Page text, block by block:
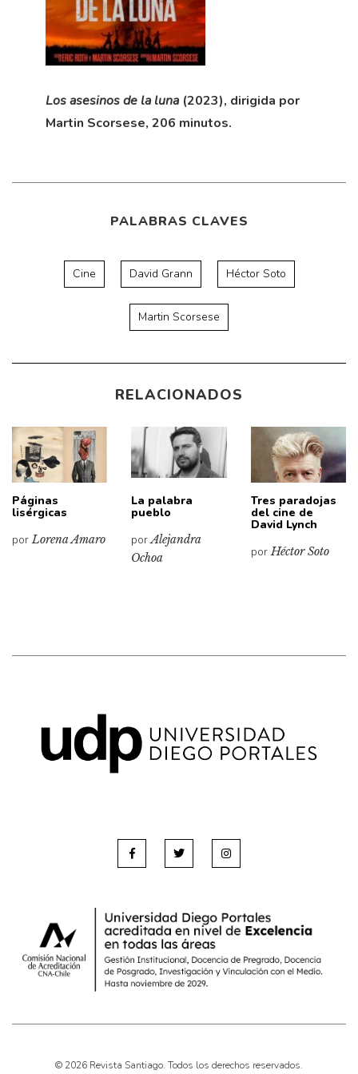
Los asesinos de la luna (2023), dirigida por
Martin Scorsese, 206 minutos.
PALABRAS CLAVES
Cine David Grann Héctor Soto
Martin Scorsese
RELACIONADOS
Páginas
lisérgicas
porLorena Amaro
La palabra
pueblo
porAlejandra
Ochoa
Tres paradojas
del cine de
David Lynch
porHéctor Soto
© 2026 Revista Santiago. Todos los derechos reservados.